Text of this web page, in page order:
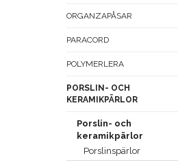
ORGANZAPÅSAR
PARACORD
POLYMERLERA
PORSLIN- OCH
KERAMIKPÄRLOR
Porslin- och
keramikpärlor
Porslinspärlor